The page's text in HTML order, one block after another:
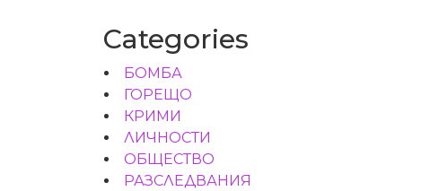
Categories
БОМБА
ГОРЕЩО
КРИМИ
ЛИЧНОСТИ
ОБЩЕСТВО
РАЗСЛЕДВАНИЯ